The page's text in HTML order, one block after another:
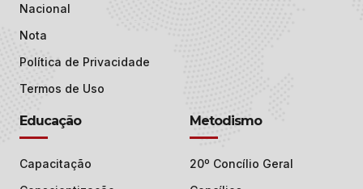
Nacional
Nota
Política de Privacidade
Termos de Uso
Educação
Capacitação
Metodismo
20º Concílio Geral